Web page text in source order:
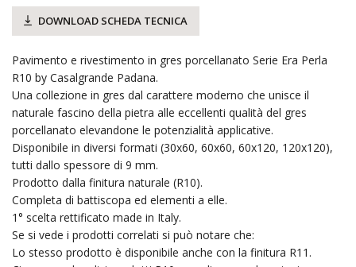
DOWNLOAD SCHEDA TECNICA
Pavimento e rivestimento in gres porcellanato Serie Era Perla
R10 by Casalgrande Padana.
Una collezione in gres dal carattere moderno che unisce il
naturale fascino della pietra alle eccellenti qualità del gres
porcellanato elevandone le potenzialità applicative.
Disponibile in diversi formati (30x60, 60x60, 60x120, 120x120),
tutti dallo spessore di 9 mm.
Prodotto dalla finitura naturale (R10).
Completa di battiscopa ed elementi a elle.
1° scelta rettificato made in Italy.
Se si vede i prodotti correlati si può notare che:
Lo stesso prodotto è disponibile anche con la finitura R11.